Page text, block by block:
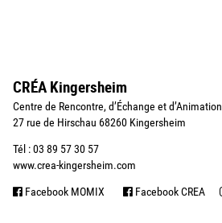
CRÉA Kingersheim
Centre de Rencontre, d’Échange et d’Animation
27 rue de Hirschau 68260 Kingersheim
Tél : 03 89 57 30 57
www.crea-kingersheim.com
Facebook MOMIX Facebook CREA